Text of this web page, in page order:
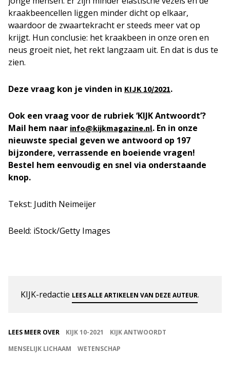
kraakbeencellen liggen minder dicht op elkaar,
waardoor de zwaartekracht er steeds meer vat op
krijgt. Hun conclusie: het kraakbeen in onze oren en
neus groeit niet, het rekt langzaam uit. En dat is dus te
zien.
Deze vraag kon je vinden in KIJK 10/2021.
Ook een vraag voor de rubriek ‘KIJK Antwoordt’?
Mail hem naar info@kijkmagazine.nl. En in onze
nieuwste special geven we antwoord op 197
bijzondere, verrassende en boeiende vragen!
Bestel hem eenvoudig en snel via onderstaande
knop.
Tekst: Judith Neimeijer
Beeld: iStock/Getty Images
KIJK-redactie LEES ALLE ARTIKELEN VAN DEZE AUTEUR.
LEES MEER OVER KIJK 10-2021
KIJK ANTWOORDT
MENSELIJK LICHAAM
WETENSCHAP